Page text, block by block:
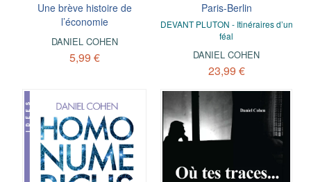
Une brève histoire de
l’économie
DANIEL COHEN
5,99 €
Paris-Berlin
DEVANT PLUTON - Itinéraires d’un
féal
DANIEL COHEN
23,99 €